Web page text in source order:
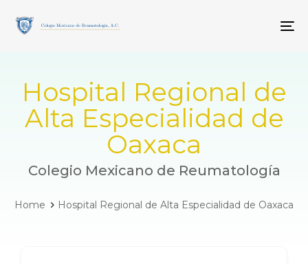
links
primary
contentHospital Regional de
Alta Especialidad de
Oaxaca
Colegio Mexicano de Reumatología
Home Hospital Regional de Alta Especialidad de Oaxaca